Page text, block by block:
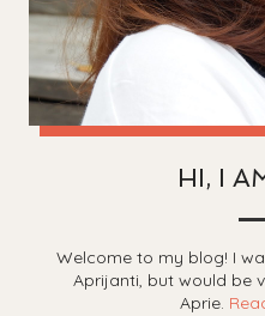
HI, I
Welcome to my blog! I
Aprijanti, but would be
Aprie.